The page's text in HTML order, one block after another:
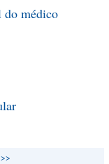
do médico
>>